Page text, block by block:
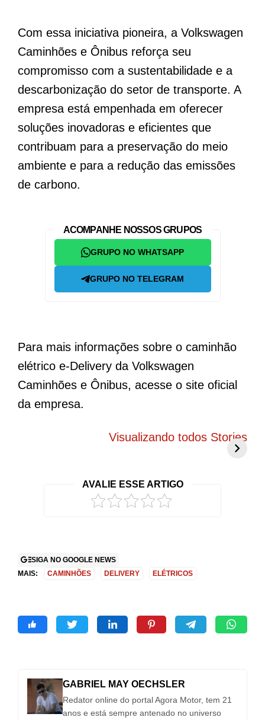
Com essa iniciativa pioneira, a Volkswagen
Caminhões e Ônibus reforça seu
compromisso com a sustentabilidade e a
descarbonização do setor de transporte. A
empresa está empenhada em oferecer
soluções inovadoras e eficientes que
contribuam para a preservação do meio
ambiente e para a redução das emissões
de carbono.
ACOMPANHE NOSSOS GRUPOS
GRUPO NO WHATSAPP
GRUPO NO TELEGRAM
Para mais informações sobre o caminhão
elétrico e-Delivery da Volkswagen
Caminhões e Ônibus, acesse o site oficial
da empresa.
208 elétrico
Visualizando todos Stories
AVALIE ESSE ARTIGO
SIGA NO GOOGLE NEWS
MAIS:
CAMINHÕES DELIVERY ELÉTRICOS
GABRIEL MAY OECHSLER
Redator online do portal Agora Motor, tem 21
anos e está sempre antenado no universo